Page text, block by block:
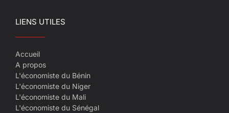
LIENS UTILES
Accueil
A propos
L'économiste du Bénin
L'économiste du Niger
L'économiste du Mali
L'économiste du Sénégal